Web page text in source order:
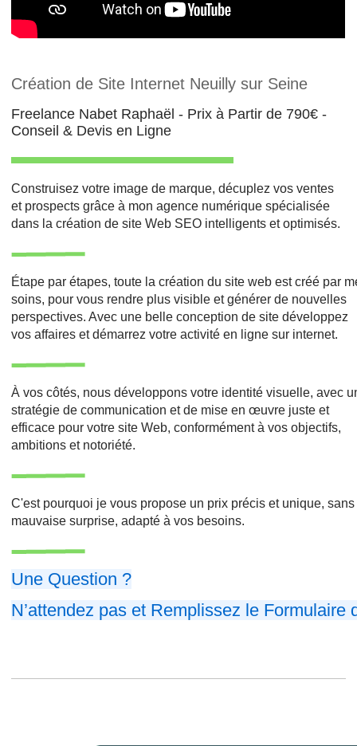
Création de Site Internet Neuilly sur Seine
Freelance Nabet Raphaël - Prix à Partir de 790€ -
Conseil & Devis en Ligne
Construisez votre image de marque, décuplez vos ventes
et prospects grâce à mon agence numérique spécialisée
dans la création de site Web SEO intelligents et optimisés.
Étape par étapes, toute la création du site web est créé par
soins, pour vous rendre plus visible et générer de nouvelles
perspectives. Avec une belle conception de site développez
vos affaires et démarrez votre activité en ligne sur internet.
À vos côtés, nous développons votre identité visuelle, avec
stratégie de communication et de mise en œuvre juste et
efficace pour votre site Web, conformément à vos objectifs,
ambitions et notoriété.
C'est pourquoi je vous propose un prix précis et unique, sans
mauvaise surprise, adapté à vos besoins.
Une Question ?
N’attendez pas et Remplissez le Formulaire